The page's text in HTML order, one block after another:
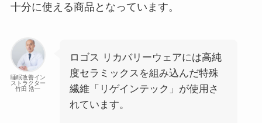
十分に使える商品となっています。
睡眠改善イン
ストラクター
竹田 浩一
ロゴス リカバリーウェアには高純
度セラミックスを組み込んだ特殊
繊維「リゲインテック」が使用さ
れています。